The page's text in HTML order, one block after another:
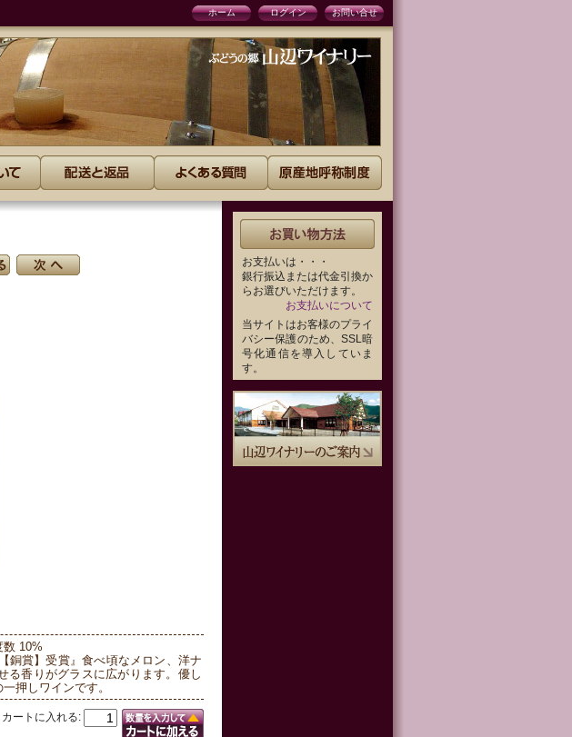
ホーム ログイン お問い合せ
数 10%
銅賞】受賞』食べ頃なメロン、洋ナ
る香りがグラスに広がります。優し
押しワインです。
カートに入れる:
お支払いは・・・
銀行振込または代金引換か
らお選びいただけます。
お支払いについて
当サイトはお客様のプライ
バシー保護のため、SSL暗
号化通信を導入していま
す。